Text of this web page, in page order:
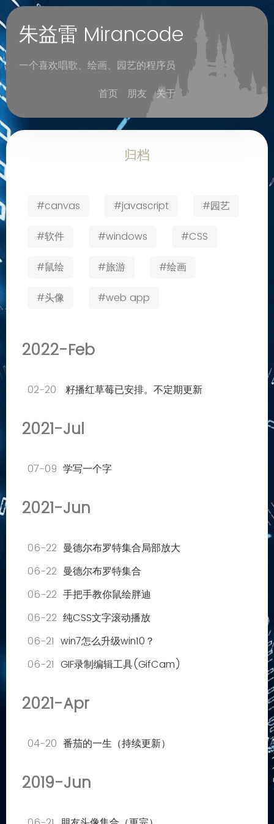
朱益雷 Mirancode
一个喜欢唱歌、绘画、园艺的程序员
首页
朋友 关于
归档
#canvas #javascript
#园艺
#软件
#windows
#CSS
#鼠绘
#旅游
#绘画
#头像
#web app
2022-Feb
02-20 籽播红草莓已安排。不定期更新
2021-Jul
07-09 学写一个字
2021-Jun
06-22 曼德尔布罗特集合局部放大
06-22 曼德尔布罗特集合
06-22 手把手教你鼠绘胖迪
06-22 纯CSS文字滚动播放
06-21 win7怎么升级win10？
06-21 GIF录制编辑工具(GifCam)
2021-Apr
04-20 番茄的一生（持续更新）
2019-Jun